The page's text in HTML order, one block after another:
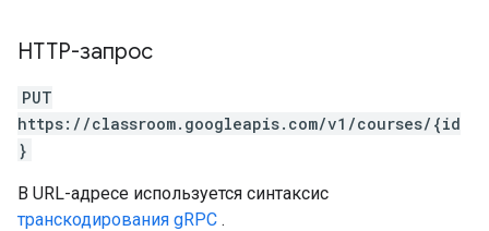
HTTP-запрос
PUT
https://classroom.googleapis.com/v1/courses/{id
}
В URL-адресе используется синтаксис
транскодирования gRPC .